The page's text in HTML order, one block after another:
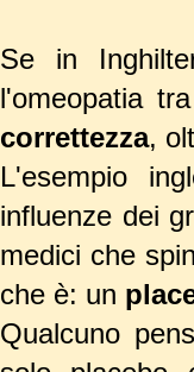
Se in
l'omeopatia
correttezza,
L'esempio
influenze dei
medici che
che è: un
Qualcuno